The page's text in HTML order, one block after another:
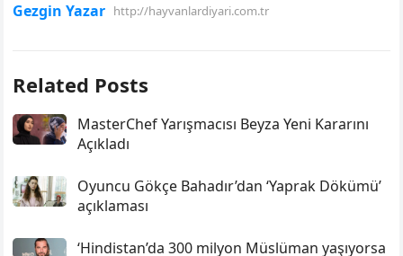
Gezgin Yazar http://hayvanlardiyari.com.tr
Related Posts
MasterChef Yarışmacısı Beyza Yeni Kararını
Açıkladı
Oyuncu Gökçe Bahadır’dan ‘Yaprak Dökümü’
açıklaması
‘Hindistan’da 300 milyon Müslüman yaşıyorsa